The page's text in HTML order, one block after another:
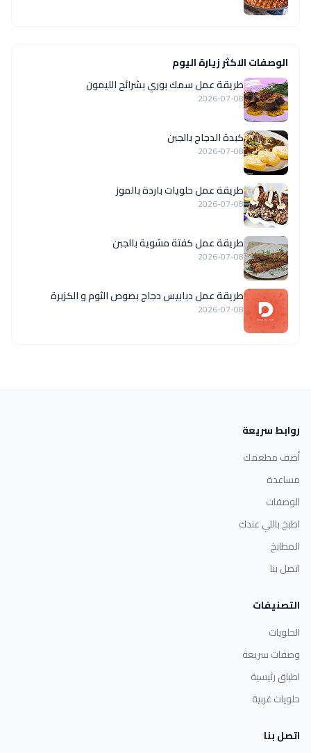
الوصفات الاكثر زيارة اليوم
طريقة عمل سمك بوري بشرائح الليمون
2026-07-08
كبدة الدجاج بالجبن
2026-07-08
طريقة عمل حلويات باردة بالموز
2026-07-08
طريقة عمل كفتة مشوية بالجبن
2026-07-08
طريقة عمل دبابيس دجاج بصوص الثوم و الكزبرة
2026-07-08
روابط سريعة
أضف مطعمك
مساعدة
الوصفات
اطبخ باللي عندك
المطابخ
اتصل بنا
التصنيفات
الحلويات
وصفات سريعة
اطباق رئيسية
حلويات غربية
اتصل بنا